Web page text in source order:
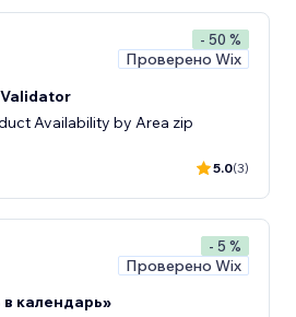
- 50 %
Проверено Wix
Availability by Area zip
5.0(3)
- 5 %
Проверено Wix
календарь»